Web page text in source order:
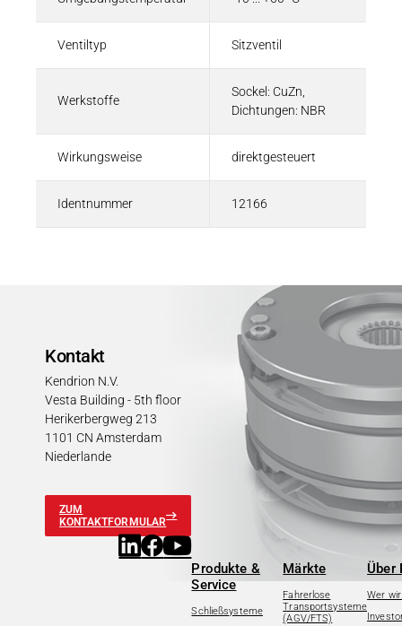
Ventiltyp Sitzventil
Werkstoffe
Sockel: CuZn,
Dichtungen: NBR
Wirkungsweise direktgesteuert
Identnummer 12166
Kontakt
Kendrion N.V.
Vesta Building - 5th floor
Herikerbergweg 213
1101 CN Amsterdam
Niederlande
ZUM
KONTAKTFORMULAR
Produkte &
Service
Schließsysteme
Märkte
Fahrerlose
Transportsysteme
(AGV/FTS)
Über
Wer